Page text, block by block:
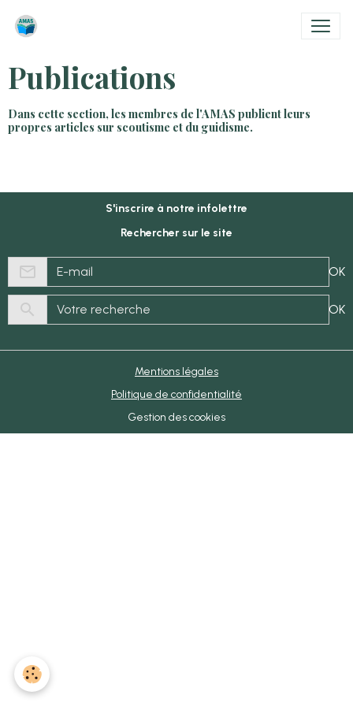
Publications
Dans cette section, les membres de l'AMAS publient leurs
propres articles sur scoutisme et du guidisme.
S'inscrire à notre infolettre
Rechercher sur le site
OK
OK
Mentions légales
Politique de confidentialité
Gestion des cookies